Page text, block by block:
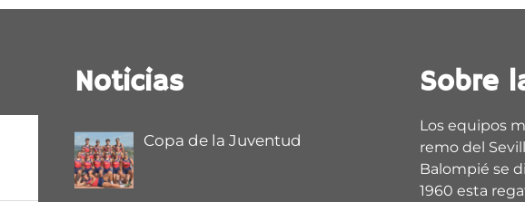
Noticias
Copa de la Juventud
Sobre
Los equipos
remo del
Balompié se
1960 esta